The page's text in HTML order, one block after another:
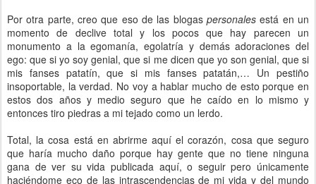
Por otra parte, creo que eso de las blogas personales está en un
momento de declive total y los pocos que hay parecen un
monumento a la egomanía, egolatría y demás adoraciones del
ego: que si yo soy genial, que si me dicen que yo son genial, que si
mis fanses patatín, que si mis fanses patatán,… Un pestiño
insoportable, la verdad. No voy a hablar mucho de esto porque en
estos dos años y medio seguro que he caído en lo mismo y
entonces tiro piedras a mi tejado como un lerdo.
Total, la cosa está en abrirme aquí el corazón, cosa que seguro
que haría mucho daño porque hay gente que no tiene ninguna
gana de ver su vida publicada aquí, o seguir pero únicamente
haciéndome eco de las intrascendencias de mi vida y del mundo